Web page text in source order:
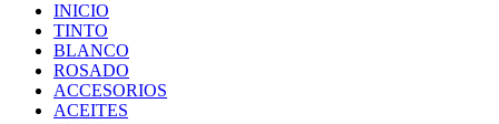
INICIO
TINTO
BLANCO
ROSADO
ACCESORIOS
ACEITES